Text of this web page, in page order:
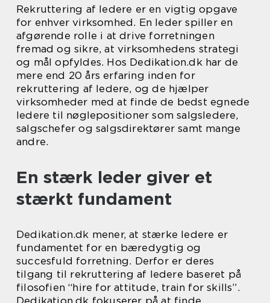
Rekruttering af ledere er en vigtig opgave
for enhver virksomhed. En leder spiller en
afgørende rolle i at drive forretningen
fremad og sikre, at virksomhedens strategi
og mål opfyldes. Hos Dedikation.dk har de
mere end 20 års erfaring inden for
rekruttering af ledere, og de hjælper
virksomheder med at finde de bedst egnede
ledere til nøglepositioner som salgsledere,
salgschefer og salgsdirektører samt mange
andre.
En stærk leder giver et
stærkt fundament
Dedikation.dk mener, at stærke ledere er
fundamentet for en bæredygtig og
succesfuld forretning. Derfor er deres
tilgang til rekruttering af ledere baseret på
filosofien “hire for attitude, train for skills”.
Dedikation.dk fokuserer på at finde